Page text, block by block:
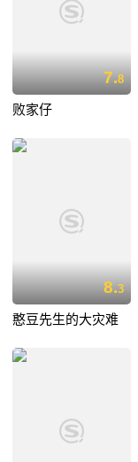
7.8
败家仔
8.3
憨豆先生的大灾难